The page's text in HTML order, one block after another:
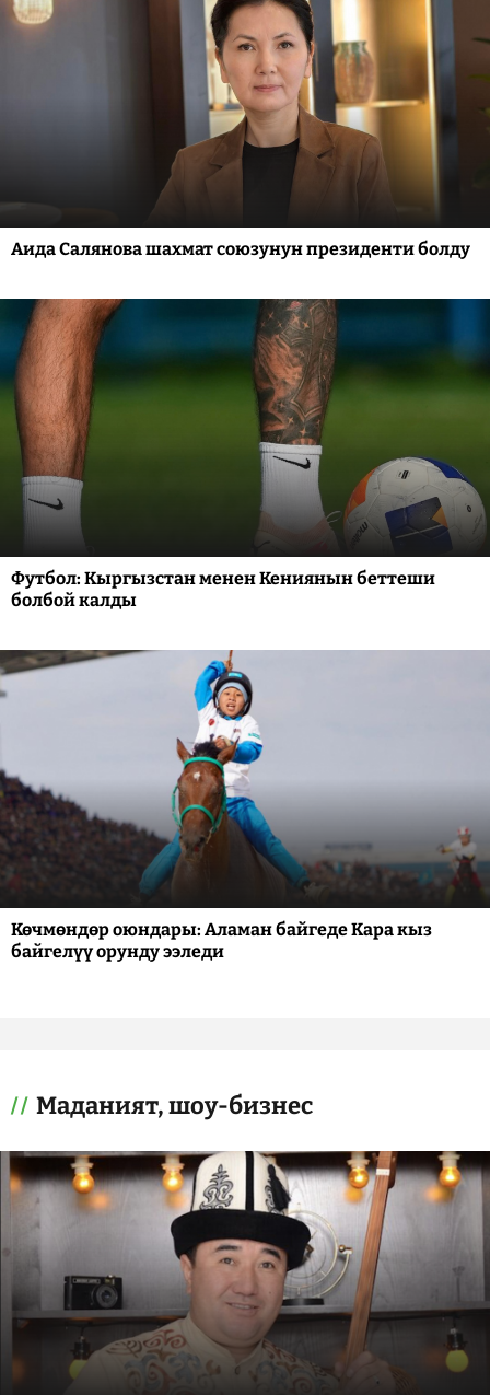
Аида Салянова шахмат союзунун президенти болду
Футбол: Кыргызстан менен Кениянын беттеши
болбой калды
Көчмөндөр оюндары: Аламан байгеде Кара кыз
байгелүү орунду ээледи
Маданият, шоу-бизнес